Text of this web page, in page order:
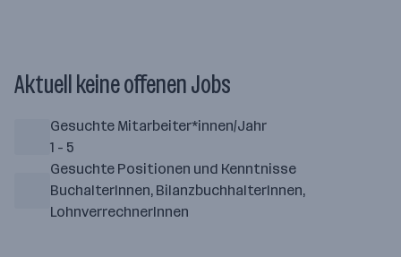
Aktuell keine offenen Jobs
Gesuchte Mitarbeiter*innen/Jahr
1 - 5
Gesuchte Positionen und Kenntnisse
BuchalterInnen, BilanzbuchhalterInnen,
LohnverrechnerInnen